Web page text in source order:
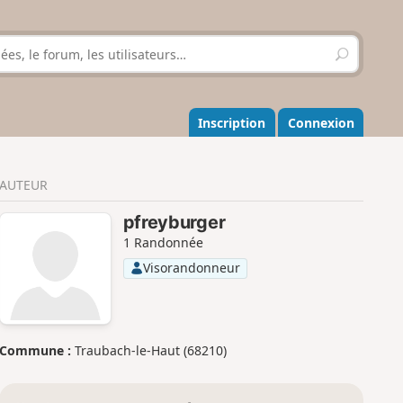
R
e
h
e
r
r
Inscription Connexion
AUTEUR
pfreyburger
1 Randonnée
Visorandonneur
Commune : Traubach-le-Haut (68210)